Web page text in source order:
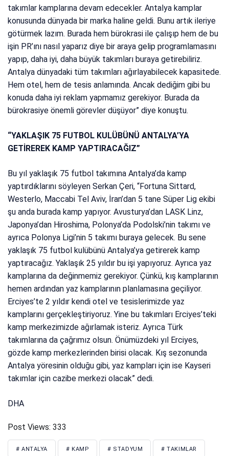
takımlar kamplarına devam edecekler. Antalya kamplar
konusunda dünyada bir marka haline geldi. Bunu artık ileriye
götürmek lazım. Burada hem bürokrasi ile çalışıp hem de bu
işin PR’ını nasıl yaparız diye bir araya gelip programlamasını
yapıp, daha iyi, daha büyük takımları buraya getirebiliriz.
Antalya dünyadaki tüm takımları ağırlayabilecek kapasitede.
Hem otel, hem de tesis anlamında. Ancak dediğim gibi bu
konuda daha iyi reklam yapmamız gerekiyor. Burada da
bürokrasiye önemli görevler düşüyor” diye konuştu.
“YAKLAŞIK 75 FUTBOL KULÜBÜNÜ ANTALYA’YA
GETİREREK KAMP YAPTIRACAĞIZ”
Bu yıl yaklaşık 75 futbol takımına Antalya’da kamp
yaptırdıklarını söyleyen Serkan Çeri, “Fortuna Sittard,
Westerlo, Maccabi Tel Aviv, İran’dan 5 tane Süper Lig ekibi
şu anda burada kamp yapıyor. Avusturya’dan LASK Linz,
Japonya’dan Hiroshima, Polonya’da Podolski’nin takımı ve
ayrıca Polonya Ligi’nin 5 takımı buraya gelecek. Bu sene
yaklaşık 75 futbol kulübünü Antalya’ya getirerek kamp
yaptıracağız. Yaklaşık 25 yıldır bu işi yapıyoruz. Ayrıca yaz
kamplarına da değinmemiz gerekiyor. Çünkü, kış kamplarının
hemen ardından yaz kamplarının planlamasına geçiliyor.
Erciyes’te 2 yıldır kendi otel ve tesislerimizde yaz
kamplarını gerçekleştiriyoruz. Yine bu takımları Erciyes’teki
kamp merkezimizde ağırlamak isteriz. Ayrıca Türk
takımlarına da çağrımız olsun. Önümüzdeki yıl Erciyes,
gözde kamp merkezlerinden birisi olacak. Kış sezonunda
Antalya yöresinin olduğu gibi, yaz kampları için ise Kayseri
takımlar için cazibe merkezi olacak” dedi.
DHA
Post Views: 333
# ANTALYA # KAMP # STADYUM # TAKIMLAR